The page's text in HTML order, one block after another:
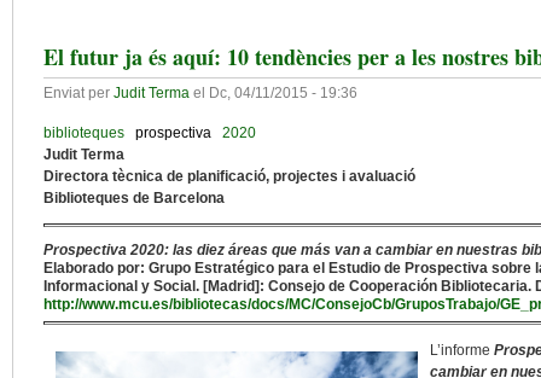
El futur ja és aquí: 10 tendències per a les nostres
Enviat per Judit Terma el Dc, 04/11/2015 - 19:36
biblioteques prospectiva
2020
Judit Terma
Directora tècnica de planificació, projectes i avaluació
Biblioteques de Barcelona
Prospectiva 2020: las diez áreas que más van a cambiar en nuestras
Elaborado por: Grupo Estratégico para el Estudio de Prospectiva sobre
Informacional y Social. [Madrid]: Consejo de Cooperación Bibliotecaria.
http://www.mcu.es/bibliotecas/docs/MC/ConsejoCb/GruposTrabajo/
L’informe
cambiar en